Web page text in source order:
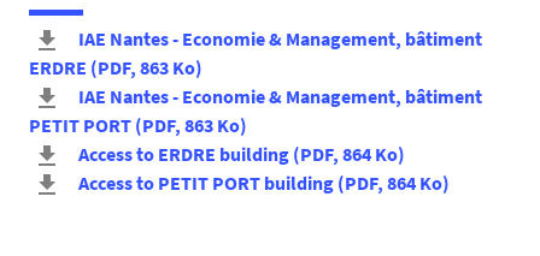
IAE Nantes - Economie & Management, bâtiment
ERDRE (PDF, 863 Ko)
IAE Nantes - Economie & Management, bâtiment
PETIT PORT (PDF, 863 Ko)
Access to ERDRE building (PDF, 864 Ko)
Access to PETIT PORT building (PDF, 864 Ko)